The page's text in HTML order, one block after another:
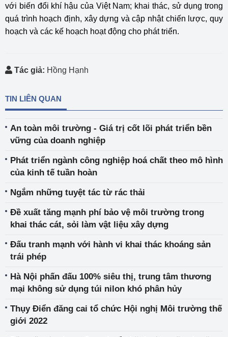
với biến đổi khí hậu của Việt Nam; khai thác, sử dụng trong
quá trình hoạch định, xây dựng và cập nhật chiến lược, quy
hoạch và các kế hoạch hoạt động cho phát triển.
Tác giả: Hồng Hạnh
TIN LIÊN QUAN
An toàn môi trường - Giá trị cốt lõi phát triển bền
vững của doanh nghiệp
Phát triển ngành công nghiệp hoá chất theo mô hình
của kinh tế tuần hoàn
Ngắm những tuyệt tác từ rác thải
Đề xuất tăng mạnh phí bảo vệ môi trường trong
khai thác cát, sỏi làm vật liệu xây dựng
Đấu tranh mạnh với hành vi khai thác khoáng sản
trái phép
Hà Nội phấn đấu 100% siêu thị, trung tâm thương
mại không sử dụng túi nilon khó phân hủy
Thụy Điển đăng cai tổ chức Hội nghị Môi trường thế
giới 2022